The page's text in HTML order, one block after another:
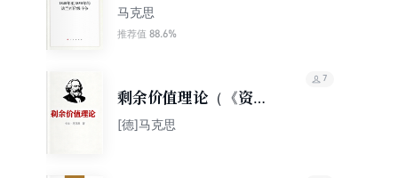
兰西阶级斗争
马克思
推荐值 88.6%
剩余价值理论（《资本
论》第四卷）
[德]马克思
7